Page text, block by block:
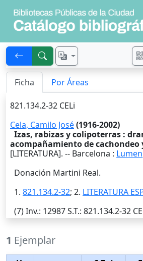
Ficha Por Áreas
821.134.2-32 CELi
Cela, Camilo José(1916-2002)
Izas, rabizas y colipoterras :
acompañamiento de cachondeo
[LITERATURA]. -- Barcelona : Lumen
Donación Martini Real.
1. 821.134.2-32; 2. LITERATURA
(7)Inv.: 12987S.T.: 821.134.2-32
1 Ejemplar